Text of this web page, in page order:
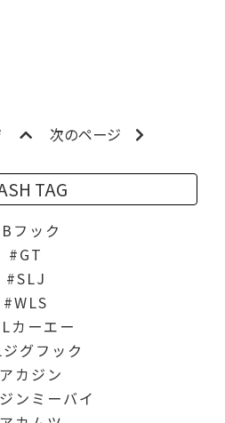
次のページ
TAG
Bフック
GT
SLJ
WLS
カーエー
グフック
アカジン
ンミーバイ